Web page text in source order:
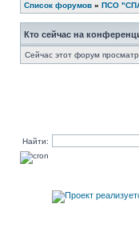
Список форумов » ПСО
Кто сейчас на
Сейчас этот форум
Найти: